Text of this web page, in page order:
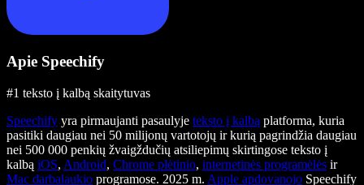
Apie Speechify
#1 teksto į kalbą skaitytuvas
Speechify yra pirmaujanti pasaulyje teksto į kalbą platforma, kuria
pasitiki daugiau nei 50 milijonų vartotojų ir kurią pagrindžia daugiau
nei 500 000 penkių žvaigždučių atsiliepimų skirtingose teksto į
kalbą iOS, Android, Chrome plėtinio, internetinės programėlės ir
Mac darbalaukio programose. 2025 m. Apple apdovanojo Speechify